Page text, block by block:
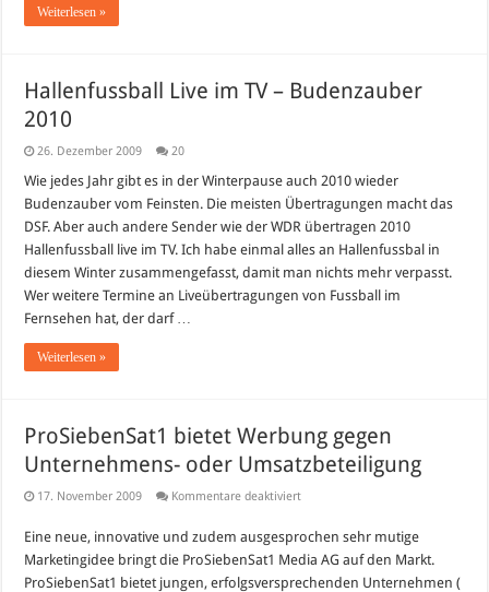
Weiterlesen »
Hallenfussball Live im TV – Budenzauber
2010
26. Dezember 2009 20
Wie jedes Jahr gibt es in der Winterpause auch 2010 wieder
Budenzauber vom Feinsten. Die meisten Übertragungen macht das
DSF. Aber auch andere Sender wie der WDR übertragen 2010
Hallenfussball live im TV. Ich habe einmal alles an Hallenfussbal in
diesem Winter zusammengefasst, damit man nichts mehr verpasst.
Wer weitere Termine an Liveübertragungen von Fussball im
Fernsehen hat, der darf …
Weiterlesen »
ProSiebenSat1 bietet Werbung gegen
Unternehmens- oder Umsatzbeteiligung
17. November 2009 Kommentare deaktiviertfür
Werbung
gegen
Unternehmens-
oder
Eine neue, innovative und zudem ausgesprochen sehr mutige
Marketingidee bringt die ProSiebenSat1 Media AG auf den Markt.
ProSiebenSat1 bietet jungen, erfolgsversprechenden Unternehmen (